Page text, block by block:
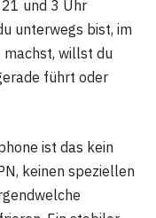
und 3 Uhr
unterwegs bist, im
machst, willst du
führt oder
ist das kein
keinen speziellen